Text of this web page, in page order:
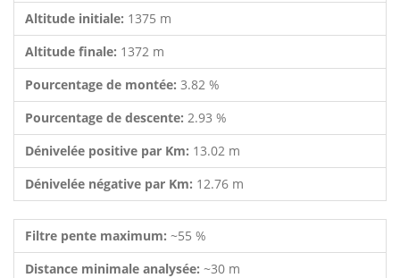
Altitude initiale: 1375 m
Altitude finale: 1372 m
Pourcentage de montée: 3.82 %
Pourcentage de descente: 2.93 %
Dénivelée positive par Km: 13.02 m
Dénivelée négative par Km: 12.76 m
Filtre pente maximum: ~55 %
Distance minimale analysée: ~30 m